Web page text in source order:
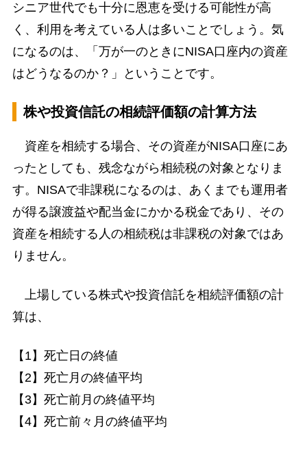
シニア世代でも十分に恩恵を受ける可能性が高
く、利用を考えている人は多いことでしょう。気
になるのは、「万が一のときにNISA口座内の資産
はどうなるのか？」ということです。
株や投資信託の相続評価額の計算方法
資産を相続する場合、その資産がNISA口座にあ
ったとしても、残念ながら相続税の対象となりま
す。NISAで非課税になるのは、あくまでも運用者
が得る譲渡益や配当金にかかる税金であり、その
資産を相続する人の相続税は非課税の対象ではあ
りません。
上場している株式や投資信託を相続評価額の計
算は、
【1】死亡日の終値
【2】死亡月の終値平均
【3】死亡前月の終値平均
【4】死亡前々月の終値平均